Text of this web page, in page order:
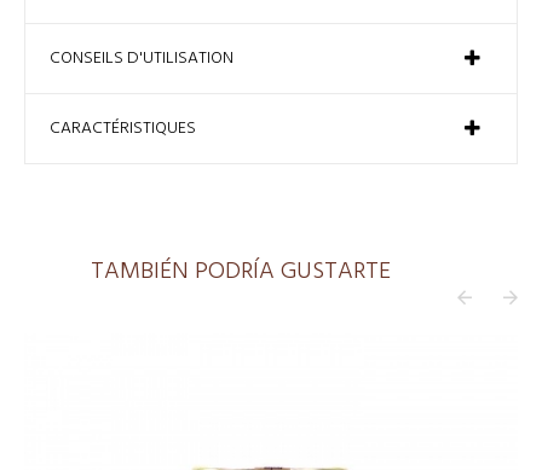
CONSEILS D'UTILISATION
CARACTÉRISTIQUES
TAMBIÉN PODRÍA GUSTARTE